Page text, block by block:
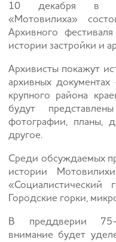
10 декабря в
«Мотовилиха»
Архивного
истории застройки и
Архивисты покажут
архивных
крупного района
будут
фотографии, планы,
другое.
Среди обсуждаемых
истории
«Социалистический
Городские горки,
В преддверии 75-
внимание будет